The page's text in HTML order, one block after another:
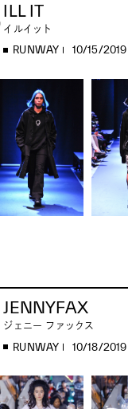
ILL IT
イルイット
RUNWAY 10/15/2019
JENNYFAX
ジェニー ファックス
RUNWAY 10/18/2019